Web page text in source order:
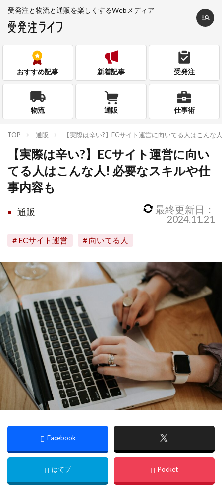
受発注と物流と通販を楽しくするWebメディア
おすすめ記事 新着記事 受発注
物流 通販 仕事術
TOP 通販 【実際は辛い?】ECサイト運営に向いてる人はこんな
【実際は辛い?】ECサイト運営に向い
てる人はこんな人! 必要なスキルや仕
事内容も
通販 最終更新日：
2024.11.21
ECサイト運営 向いてる人